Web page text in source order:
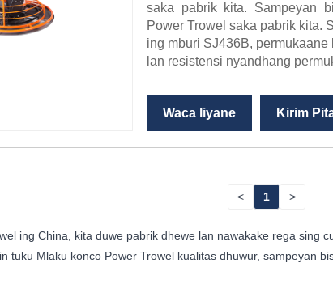
saka pabrik kita. Sampeyan
Power Trowel saka pabrik kita.
ing mburi SJ436B,
lan resistensi nyandhang
Waca liyane Kirim
< 1 >
ing China, kita duwe pabrik dhewe lan nawakake rega sing
Mlaku konco Power Trowel kualitas dhuwur, sampeyan